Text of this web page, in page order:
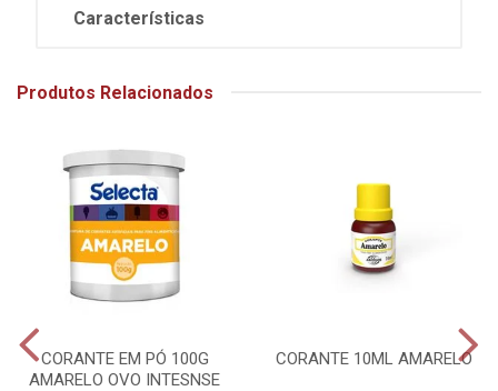
Características
Produtos Relacionados
CORANTE EM PÓ 100G
AMARELO OVO INTESNSE
CORANTE 10ML AMARELO